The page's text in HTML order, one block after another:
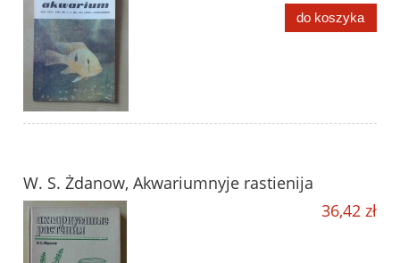
do koszyka
W. S. Żdanow, Akwariumnyje rastienija
36,42 zł